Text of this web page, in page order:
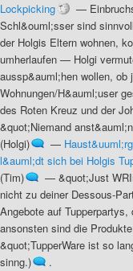
Lockpicking —
Schl&ouml;sser sind
der Holgis Eltern wohnen,
umherlaufen — Holgi
aussp&auml;hen wollen,
Wohnungen/H&auml;user
des Roten Kreuz und der
&quot;Niemand
(Holgi)
—
l&auml;dt sich bei Holgis
(Tim)
— &quot;Just
nicht zu deiner Dessous-
Angebote auf
ansonsten sind die
&quot;TupperWare ist so
sinng.)
.